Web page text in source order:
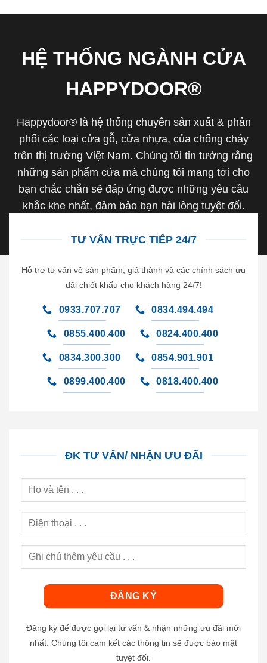
HỆ THỐNG NGÀNH CỬA
HAPPYDOOR®
Happydoor® là hệ thống chuyên sản xuất & phân
phối các loại cửa gỗ, cửa nhựa, của chống cháy
trên thị trường Việt Nam. Chúng tôi tin tưởng rằng
những sản phẩm cửa mà chúng tôi mang tới cho
bạn chắc chắn sẽ đáp ứng được những yêu cầu
khắc khe nhất, đảm bảo bạn hài lòng tuyệt đối.
TƯ VẤN TRỰC TIẾP 24/7
Hỗ trợ tư vấn về sản phẩm, giá thành và các chính sách ưu
đãi chiết khấu cho khách hàng 24/7!
0933.707.707 0834.494.494
0855.400.400 0824.400.400
0834.300.300 0854.901.901
0899.400.400 0818.400.400
ĐK TƯ VẤN/ NHẬN ƯU ĐÃI
Đăng ký để được gọi lại tư vấn & nhận những ưu đãi mới
nhất. Chúng tôi cam kết các thông tin sẽ được bảo mật
tuyệt đối.